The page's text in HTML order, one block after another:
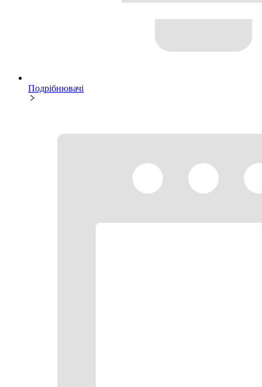
Подрібнювачі